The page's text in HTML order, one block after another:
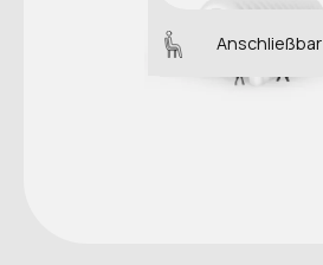
Anschließbar